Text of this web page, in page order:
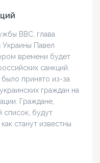
ВВС, глава
Украины Павел
времени будет
санкций.
принято из-за
граждан на
Граждане,
список, будут
станут известны